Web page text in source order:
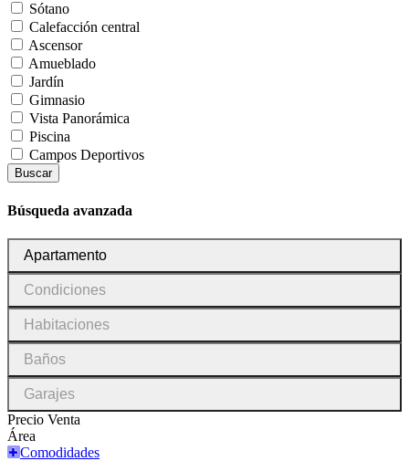
Sótano
Calefacción central
Ascensor
Amueblado
Jardín
Gimnasio
Vista Panorámica
Piscina
Campos Deportivos
Buscar
Búsqueda avanzada
Tipo
inmueble
Apartamento
Condiciones
Condiciones
Habitaciones
Habitaciones
Baños
Baños
Garajes
Garajes
Precio Venta
Área
Comodidades